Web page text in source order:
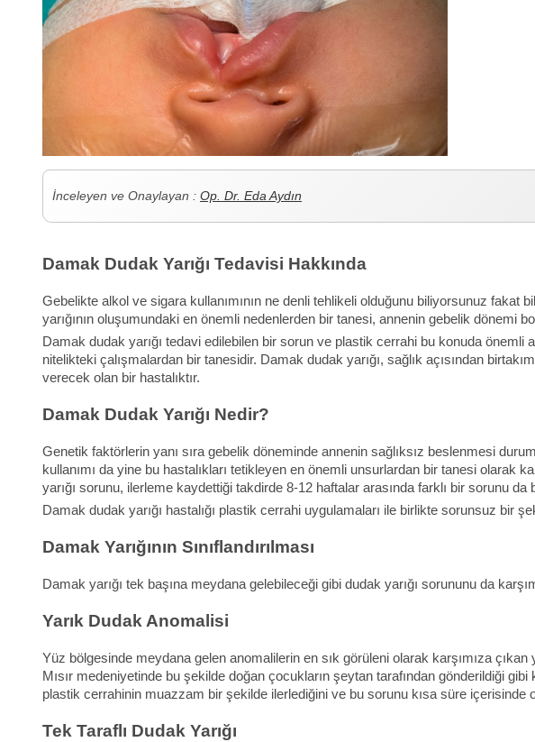
İnceleyen ve Onaylayan : Op. Dr. Eda Aydın
Damak Dudak Yarığı Tedavisi Hakkında
Gebelikte alkol ve sigara kullanımının ne denli tehlikeli olduğunu biliyorsunuz
yarığının oluşumundaki en önemli nedenlerden bir tanesi, annenin gebelik dönemi
Damak dudak yarığı tedavi edilebilen bir sorun ve plastik cerrahi bu konuda
nitelikteki çalışmalardan bir tanesidir. Damak dudak yarığı, sağlık açısından
verecek olan bir hastalıktır.
Damak Dudak Yarığı Nedir?
Genetik faktörlerin yanı sıra gebelik döneminde annenin sağlıksız beslenmesi
kullanımı da yine bu hastalıkları tetikleyen en önemli unsurlardan bir tanesi olarak
yarığı sorunu, ilerleme kaydettiği takdirde 8-12 haftalar arasında farklı bir sorunu
Damak dudak yarığı hastalığı plastik cerrahi uygulamaları ile birlikte sorunsuz bir
Damak Yarığının Sınıflandırılması
Damak yarığı tek başına meydana gelebileceği gibi dudak yarığı sorununu da
Yarık Dudak Anomalisi
Yüz bölgesinde meydana gelen anomalilerin en sık görüleni olarak karşımıza
Mısır medeniyetinde bu şekilde doğan çocukların şeytan tarafından gönderildiği
plastik cerrahinin muazzam bir şekilde ilerlediğini ve bu sorunu kısa süre içerisinde
Tek Taraflı Dudak Yarığı